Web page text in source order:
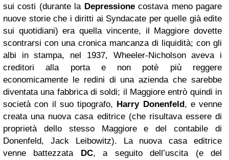
sui costi (durante la Depressionecostava meno pagare
nuove storie che i diritti ai Syndacate per quelle già edite
sui quotidiani) era quella vincente, il Maggiore dovette
scontrarsi con una cronica mancanza di liquidità; con gli
albi in stampa, nel 1937, Wheeler-Nicholson aveva i
creditori alla porta e non potè più reggere
economicamente le redini di una azienda che sarebbe
diventata una fabbrica di soldi; il Maggiore entrò quindi in
società con il suo tipografo, Harry Donenfeld , e venne
creata una nuova casa editrice (che risultava essere di
proprietà dello stesso Maggiore e del contabile di
Donenfeld, Jack Leibowitz). La nuova casa editrice
venne battezzata
DC, a seguito dell’uscita (e del